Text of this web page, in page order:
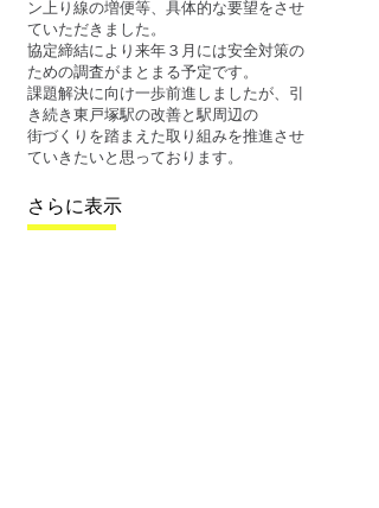
ン上り線の増便等、具体的な要望をさせ
ていただきました。
協定締結により来年３月には安全対策の
ための調査がまとまる予定です。
課題解決に向け一歩前進しましたが、引
き続き東戸塚駅の改善と駅周辺の
街づくりを踏まえた取り組みを推進させ
ていきたいと思っております。
さらに表示